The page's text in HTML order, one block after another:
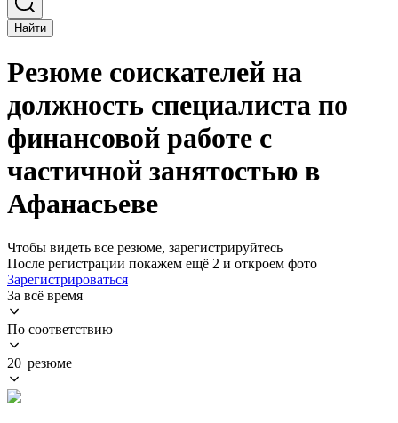
Найти
Резюме соискателей на
должность специалиста по
финансовой работе с
частичной занятостью в
Афанасьеве
Чтобы видеть все резюме, зарегистрируйтесь
После регистрации покажем ещё 2 и откроем фото
Зарегистрироваться
За всё время
По соответствию
20 резюме